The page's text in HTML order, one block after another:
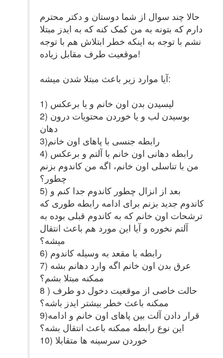
حالا چند سوال از شما دوستان و دکتر محترم
دارم که بتونه به من کمک کنه که به ایدز مبتلا
نشم با توجه به اینکه خطر ابتلاش هم با توجه
موقعیت طرف مقابل زیاده!
آیا موارد زیر باعث مبتلا شدن میشه:
1) لیسیدن بدن اون خانم و یا برعکس
2) بوسیدن لب و یا خوردن محتویات درون
دهان
3)رابطه جنسی با پاهای اون خانم
4) رابطه دهانی اون خانم با آلتم و برعکس
من با تناسلی اون خانم، اگه من کاندوم بزنم
چطور؟
5) بعد از انزال چطور کاندوم جدا کنم و
کاندوم جدید بزنم برای ادامه رابطه طوری که
ترشحات اون خانم که به کاندوم قبلی بوده به
آلتم نخوره و آیا این مورد هم باعث انتقال
میشه؟
6) رابطه با مقعد به وسیله کاندوم
7) عرق بدن اون خانم اگه وارد دهانم بشه
ممکنه مبتلا بشم؟
8 ) حالت خاصی از موقعیت دخول دو طرف
ممکنه باعث خطر بیشتر ایدز باشه؟
9)قرار دادن آلت بین پاهای اون خانم و ادامه
این نوع رابطه ممکنه باعث انتقال بشه؟
10) خوردن سرسینه ها متقابلا